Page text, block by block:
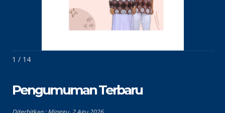
1 / 14
Pengumuman Terbaru